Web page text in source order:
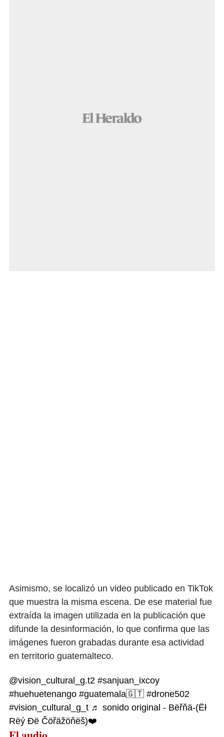
Asimismo, se localizó un video publicado en TikTok
que muestra la misma escena. De ese material fue
extraída la imagen utilizada en la publicación que
difunde la desinformación, lo que confirma que las
imágenes fueron grabadas durante esa actividad
en territorio guatemalteco.
@vision_cultural_g.t2 #sanjuan_ixcoy
#huehuetenango #guatemala🇬🇹 #drone502
#vision_cultural_g_t ♬ sonido original - Bëřňä-(Ëł
Rëý Đë Čöřäžöňëš)❤️